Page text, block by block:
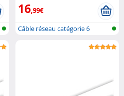
16,99€
Câble réseau catégorie 6